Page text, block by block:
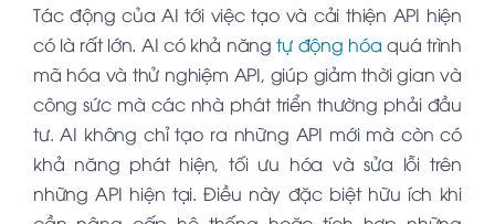
Tác động của AI tới việc tạo và cải thiện API hiện
có là rất lớn. AI có khả năngtự động hóa quá trình
mã hóa và thử nghiệm API, giúp giảm thời gian và
công sức mà các nhà phát triển thường phải đầu
tư. AI không chỉ tạo ra những API mới mà còn có
khả năng phát hiện, tối ưu hóa và sửa lỗi trên
những API hiện tại. Điều này đặc biệt hữu ích khi